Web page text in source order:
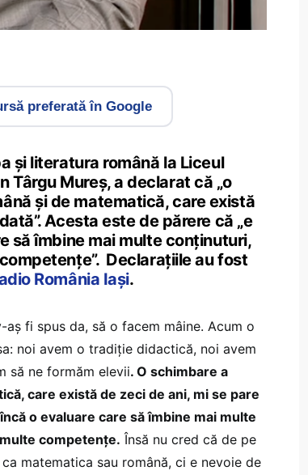
preferată în Google
și literatura română la Liceul
Târgu Mureș, a declarat că „o
și de matematică, care există
Acesta este de părere că „e
să îmbine mai multe conținuturi,
Declarațiile au fost
România Iași.
fi spus da, să o facem mâine. Acum o
noi avem o tradiție didactică, noi avem
să ne formăm elevii. O schimbare a
care există de zeci de ani, mi se pare
o evaluare care să îmbine mai multe
competențe. Însă nu cred că de pe
matematica sau română, ci e nevoie de